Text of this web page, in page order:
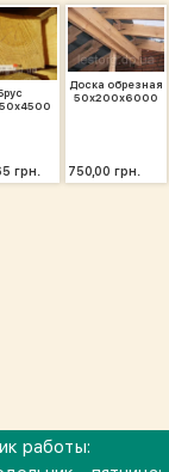
грн.
Доска обрезная
50х200х6000
750,00 грн.
работы: